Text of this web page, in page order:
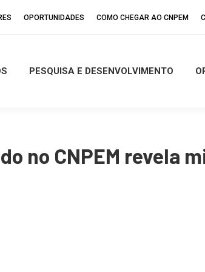
OPORTUNIDADES COMO CHEGAR AO CNPEM
PESQUISA E DESENVOLVIMENTO
no CNPEM revela